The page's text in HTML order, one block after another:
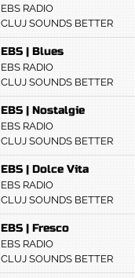
EBS RADIO
CLUJ SOUNDS BETTER
EBS | Blues
EBS RADIO
CLUJ SOUNDS BETTER
EBS | Nostalgie
EBS RADIO
CLUJ SOUNDS BETTER
EBS | Dolce Vita
EBS RADIO
CLUJ SOUNDS BETTER
EBS | Fresco
EBS RADIO
CLUJ SOUNDS BETTER